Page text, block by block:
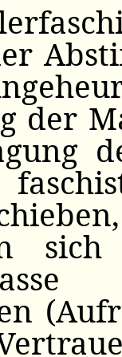
der